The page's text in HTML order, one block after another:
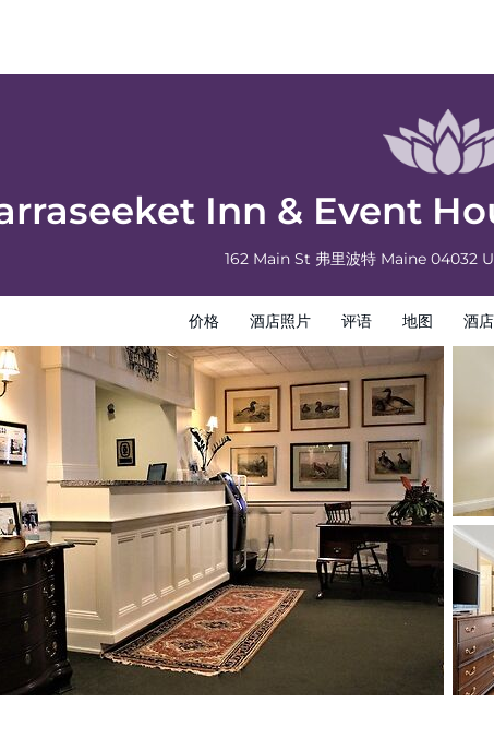
Inn & Event
162 Main St 弗里波特 Maine 04032
价格 酒店照片 评语 地图 酒
& Event House Freeport Downtown